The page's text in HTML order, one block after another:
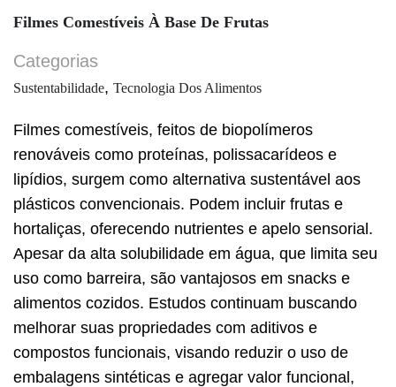
Filmes Comestíveis À Base De Frutas
Categorias
Sustentabilidade, Tecnologia Dos Alimentos
Filmes comestíveis, feitos de biopolímeros
renováveis como proteínas, polissacarídeos e
lipídios, surgem como alternativa sustentável aos
plásticos convencionais. Podem incluir frutas e
hortaliças, oferecendo nutrientes e apelo sensorial.
Apesar da alta solubilidade em água, que limita seu
uso como barreira, são vantajosos em snacks e
alimentos cozidos. Estudos continuam buscando
melhorar suas propriedades com aditivos e
compostos funcionais, visando reduzir o uso de
embalagens sintéticas e agregar valor funcional,